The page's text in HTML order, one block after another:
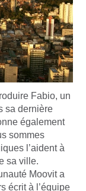
Fabio, un
sa dernière
également
sommes
l’aident à
sa ville.
Moovit a
écrit à l’équipe